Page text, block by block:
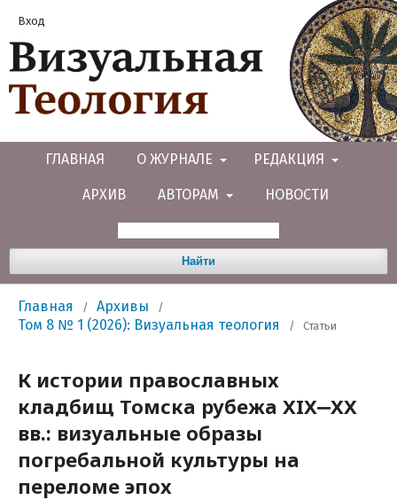
ГЛАВНАЯ О ЖУРНАЛЕ РЕДАКЦИЯ
АРХИВ АВТОРАМ НОВОСТИ
Найти
Вход
Главная / Архивы /
Том 8 № 1 (2026): Визуальная теология / Статьи
К истории православных
кладбищ Томска рубежа XIX‒XX
вв.: визуальные образы
погребальной культуры на
переломе эпох